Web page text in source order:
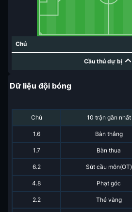
Chủ
Cầu thủ dự bị
Dữ liệu đội bóng
Chủ 10 trận gần nhất
1.6 Bàn thắng
1.7 Bàn thua
6.2 Sút cầu môn(OT)
4.8 Phạt góc
2.2 Thẻ vàng